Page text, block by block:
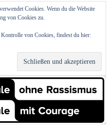
Cookies. Wenn du die Website
von Cookies zu.
von Cookies, findest du hier: